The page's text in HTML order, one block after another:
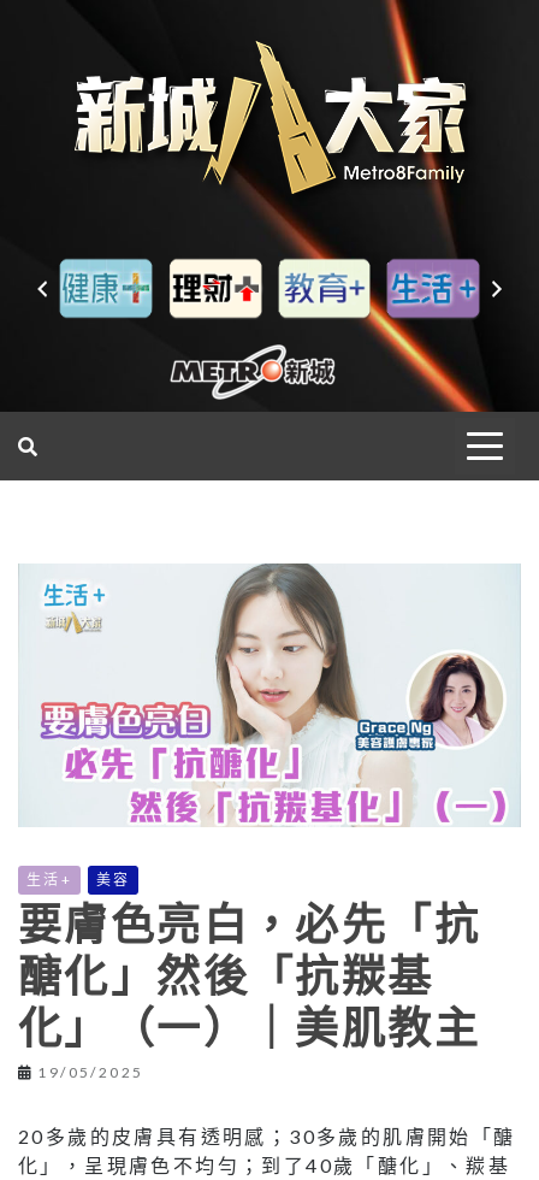
生活+ 美容
要膚色亮白，必先「抗
醣化」然後「抗羰基
化」（一）｜美肌教主
19/05/2025
20多歲的皮膚具有透明感；30多歲的肌膚開始「醣
化」，呈現膚色不均勻；到了40歲「醣化」、羰基